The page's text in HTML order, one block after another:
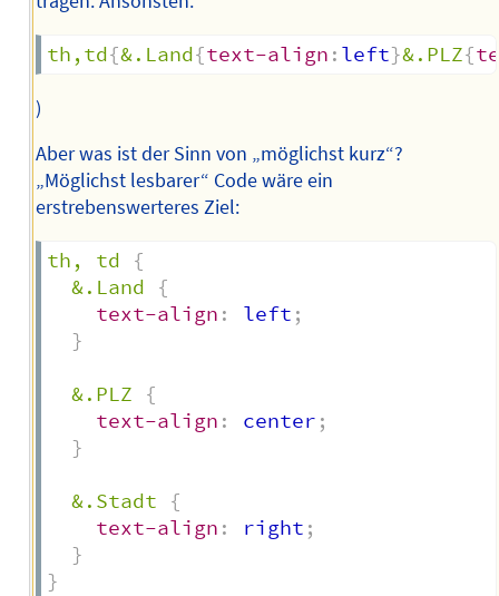
th,td{&.Land{text-align : left}&.PLZ{
)
Aber was ist der Sinn von „möglichst kurz“?
„Möglichst lesbarer“ Code wäre ein
erstrebenswerteres Ziel:
th, td
{
&.Land
{
text-align : left ;
}
&.PLZ
{
text-align : center ;
}
&.Stadt
{
text-align : right ;
}
}